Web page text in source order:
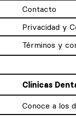
Contacto
Privacidad y
Términos y
Clínicas
Conoce a los